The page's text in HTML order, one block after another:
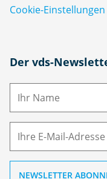
Cookie-Einstellungen
Der vds-
N
M